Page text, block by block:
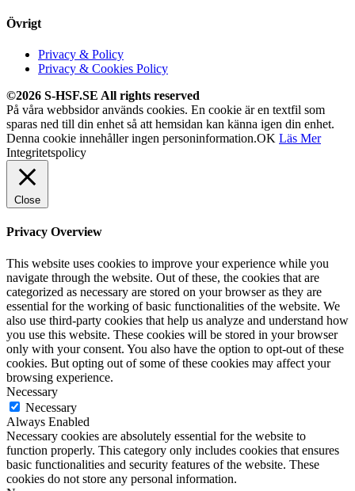
Övrigt
Privacy & Policy
Privacy & Cookies Policy
©2026 S-HSF.SE All rights reserved
På våra webbsidor används cookies. En cookie är en textfil som
sparas ned till din enhet så att hemsidan kan känna igen din enhet.
Denna cookie innehåller ingen personinformation.OK Läs Mer
Integritetspolicy
Close
Privacy Overview
This website uses cookies to improve your experience while you
navigate through the website. Out of these, the cookies that are
categorized as necessary are stored on your browser as they are
essential for the working of basic functionalities of the website. We
also use third-party cookies that help us analyze and understand how
you use this website. These cookies will be stored in your browser
only with your consent. You also have the option to opt-out of these
cookies. But opting out of some of these cookies may affect your
browsing experience.
Necessary
Necessary
Always Enabled
Necessary cookies are absolutely essential for the website to
function properly. This category only includes cookies that ensures
basic functionalities and security features of the website. These
cookies do not store any personal information.